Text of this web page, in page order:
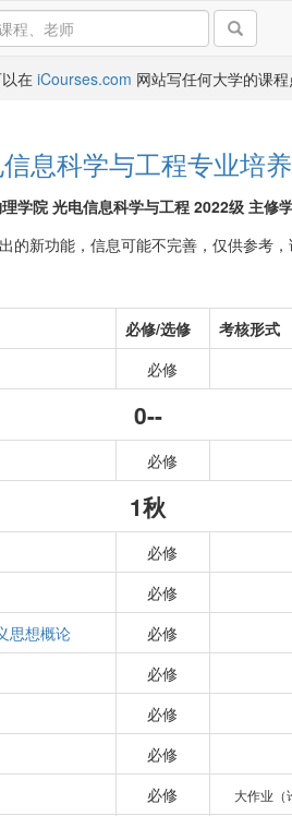
在 iCourses.com 网站写任何大学的课程
息科学与工程专业培
学院 光电信息科学与工程 2022级 主修
的新功能，信息可能不完善，仅供参考，
必修/选修 考核形式
必修
0--
必修
1秋
必修
必修
思想概论 必修
必修
必修
必修
必修 大作业（